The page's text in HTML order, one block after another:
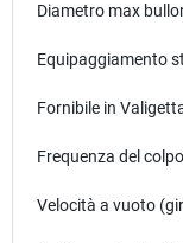
Diametro max
Equipaggiamento
Fornibile in
Frequenza del
Velocità a vuoto